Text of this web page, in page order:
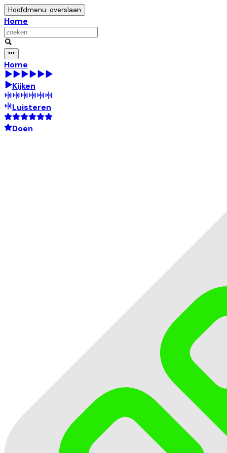
Hoofdmenu: overslaan
Home
Home
Kijken
Luisteren
Doen